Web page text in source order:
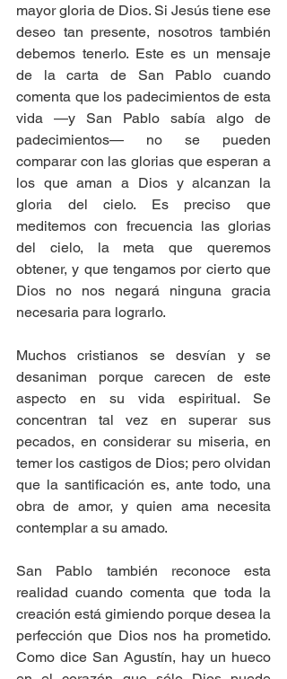
mayor gloria de Dios. Si Jesús tiene ese
deseo tan presente, nosotros también
debemos tenerlo. Este es un mensaje
de la carta de San Pablo cuando
comenta que los padecimientos de esta
vida —y San Pablo sabía algo de
padecimientos— no se pueden
comparar con las glorias que esperan a
los que aman a Dios y alcanzan la
gloria del cielo. Es preciso que
meditemos con frecuencia las glorias
del cielo, la meta que queremos
obtener, y que tengamos por cierto que
Dios no nos negará ninguna gracia
necesaria para lograrlo.
Muchos cristianos se desvían y se
desaniman porque carecen de este
aspecto en su vida espiritual. Se
concentran tal vez en superar sus
pecados, en considerar su miseria, en
temer los castigos de Dios; pero olvidan
que la santificación es, ante todo, una
obra de amor, y quien ama necesita
contemplar a su amado.
San Pablo también reconoce esta
realidad cuando comenta que toda la
creación está gimiendo porque desea la
perfección que Dios nos ha prometido.
Como dice San Agustín, hay un hueco